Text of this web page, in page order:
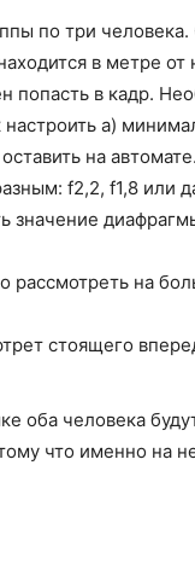
по три
в метре
попасть в кадр.
настроить а)
на
f2,2, f1,8 или
значение
рассмотреть на
стоящего
оба человека
что именно на